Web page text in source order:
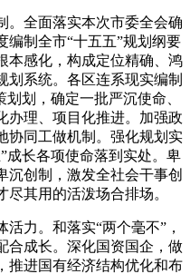
全面落实本次市委全会确
编制全市“十五五”规划纲要
本感化，构成定位精确、鸿
划系统。各区连系现实编制
划，确定一批严沉使命、
办理、项目化推进。加强政
协同工做机制。强化规划实
成长各项使命落到实处。卑
沉创制，激发全社会干事创
其用的活泼场合排场。
力。和落实“两个毫不”，
合成长。深化国资国企，做
推进国有经济结构优化和布